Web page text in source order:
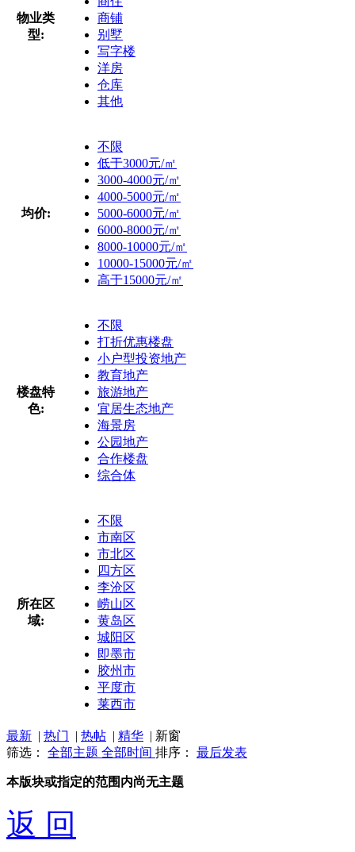
物业类
型:
商铺
别墅
写字楼
洋房
仓库
其他
均价:
不限
低于3000元/㎡
3000-4000元/㎡
4000-5000元/㎡
5000-6000元/㎡
6000-8000元/㎡
8000-10000元/㎡
10000-15000元/㎡
高于15000元/㎡
楼盘特
色:
不限
打折优惠楼盘
小户型投资地产
教育地产
旅游地产
宜居生态地产
海景房
公园地产
合作楼盘
综合体
所在区
域:
不限
市南区
市北区
四方区
李沧区
崂山区
黄岛区
城阳区
即墨市
胶州市
平度市
莱西市
最新 | 热门 | 热帖 | 精华 | 新窗
筛选： 全部主题 全部时间 排序： 最后发表
本版块或指定的范围内尚无主题
返 回